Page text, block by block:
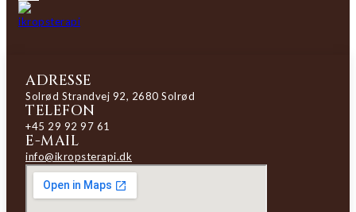
ADRESSE
Solrød Strandvej 92, 2680 Solrød
TELEFON
+45 29 92 97 61
E-MAIL
info@ikropsterapi.dk